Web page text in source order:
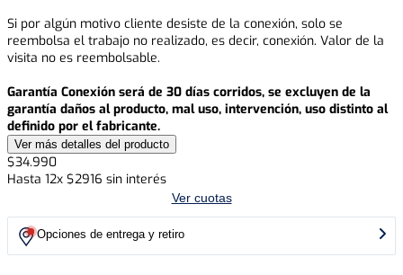
Si por algún motivo cliente desiste de la conexión, solo se
reembolsa el trabajo no realizado, es decir, conexión. Valor de la
visita no es reembolsable.
Garantía Conexión será de 30 días corridos, se excluyen de la
garantía daños al producto, mal uso, intervención, uso distinto al
definido por el fabricante.
Ver más detalles del producto
$34.990
Hasta 12x $2916 sin interés
Ver cuotas
Opciones de entrega y retiro